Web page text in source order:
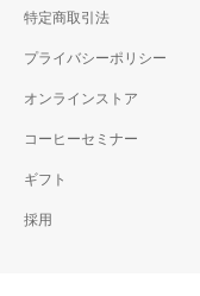
特定商取引法
プライバシーポリシー
オンラインストア
コーヒーセミナー
ギフト
採用